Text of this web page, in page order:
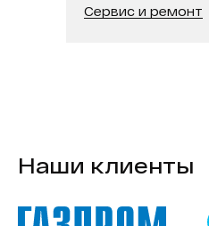
Модель процессора:
Сервис и ремонт
Наши клиенты